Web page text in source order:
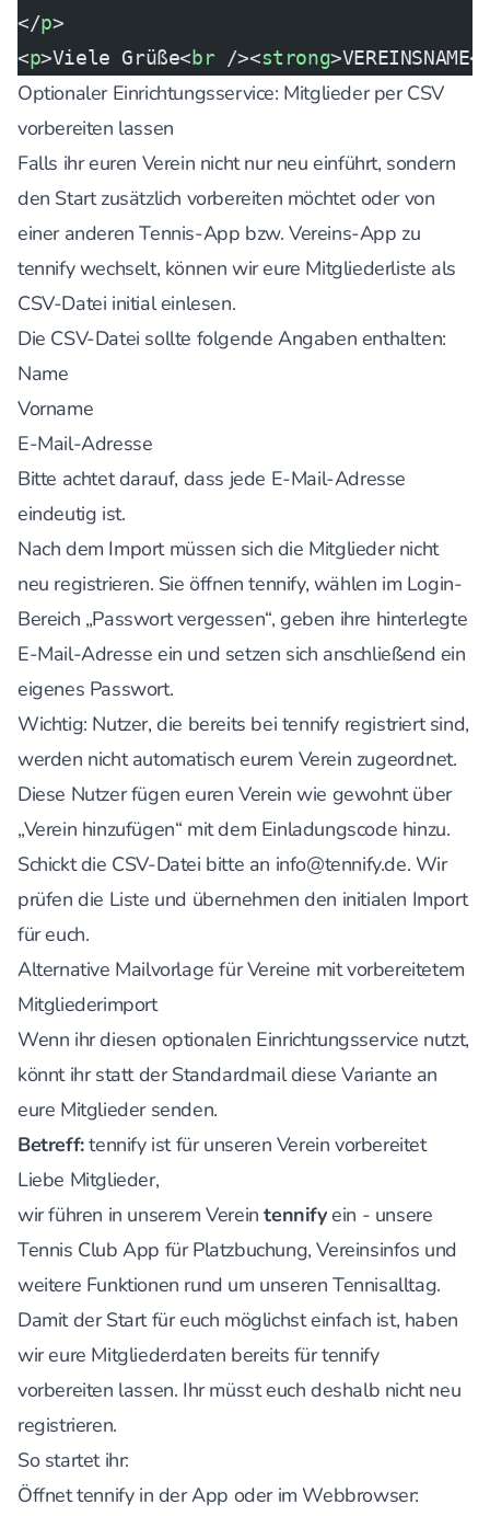
</p>
<p>Viele Grüße<br /><strong
Optionaler Einrichtungsservice: Mitglieder per CSV
vorbereiten lassen
Falls ihr euren Verein nicht nur neu einführt, sondern
den Start zusätzlich vorbereiten möchtet oder von
einer anderen Tennis-App bzw. Vereins-App zu
tennify wechselt, können wir eure Mitgliederliste als
CSV-Datei initial einlesen.
Die CSV-Datei sollte folgende Angaben enthalten:
Name
Vorname
E-Mail-Adresse
Bitte achtet darauf, dass jede E-Mail-Adresse
eindeutig ist.
Nach dem Import müssen sich die Mitglieder nicht
neu registrieren. Sie öffnen tennify, wählen im Login-
Bereich „Passwort vergessen“, geben ihre hinterlegte
E-Mail-Adresse ein und setzen sich anschließend ein
eigenes Passwort.
Wichtig: Nutzer, die bereits bei tennify registriert sind,
werden nicht automatisch eurem Verein zugeordnet.
Diese Nutzer fügen euren Verein wie gewohnt über
„Verein hinzufügen“ mit dem Einladungscode hinzu.
Schickt die CSV-Datei bitte an info@tennify.de. Wir
prüfen die Liste und übernehmen den initialen Import
für euch.
Alternative Mailvorlage für Vereine mit vorbereitetem
Mitgliederimport
Wenn ihr diesen optionalen Einrichtungsservice nutzt,
könnt ihr statt der Standardmail diese Variante an
eure Mitglieder senden.
Betreff:tennify ist für unseren Verein vorbereitet
Liebe Mitglieder,
wir führen in unserem Vereintennifyein - unsere
Tennis Club App für Platzbuchung, Vereinsinfos und
weitere Funktionen rund um unseren Tennisalltag.
Damit der Start für euch möglichst einfach ist, haben
wir eure Mitgliederdaten bereits für tennify
vorbereiten lassen. Ihr müsst euch deshalb nicht neu
registrieren.
So startet ihr:
Öffnet tennify in der App oder im Webbrowser: